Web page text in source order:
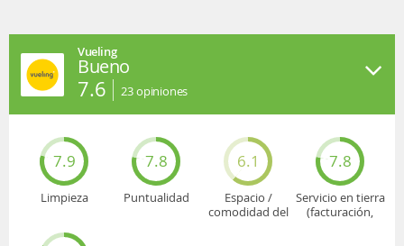
Vueling
Bueno
7.6 23opiniones
7.9
Limpieza
7.8
Puntualidad
6.1
Espacio /
comodidad del
7.8
Servicio en tierra
(facturación,